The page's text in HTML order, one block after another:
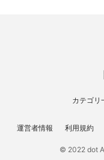
カテゴリ
運営者情報 利用規約
© 2022 dot